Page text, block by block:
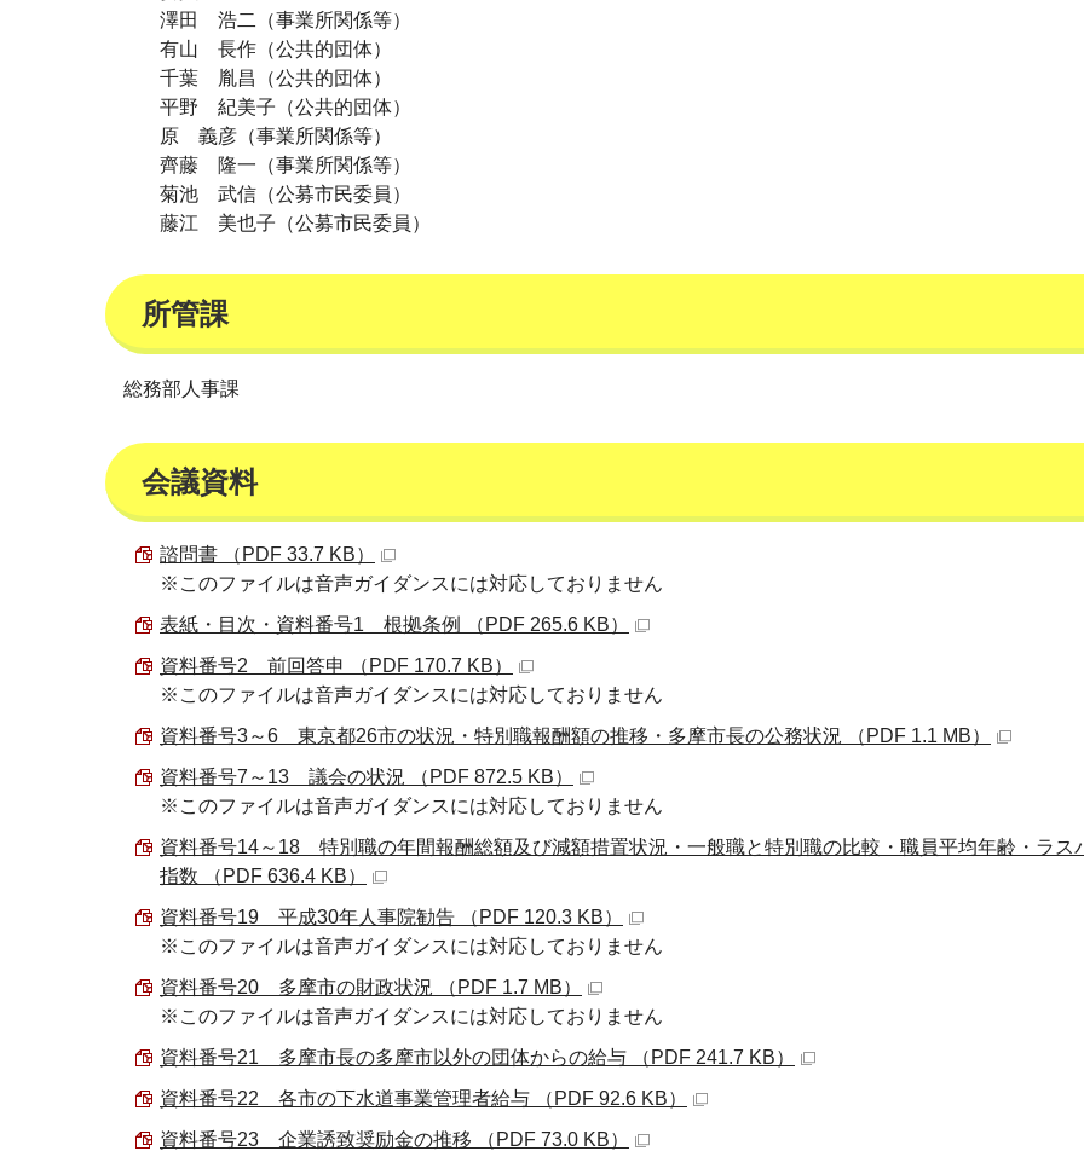
澤田 浩二（事業所関係等）
有山 長作（公共的団体）
千葉 胤昌（公共的団体）
平野 紀美子（公共的団体）
原 義彦（事業所関係等）
齊藤 隆一（事業所関係等）
菊池 武信（公募市民委員）
藤江 美也子（公募市民委員）
所管課
総務部人事課
会議資料
諮問書 （PDF 33.7 KB）
※このファイルは音声ガイダンスには対応しておりません
表紙・目次・資料番号1 根拠条例 （PDF 265.6 KB）
資料番号2 前回答申 （PDF 170.7 KB）
※このファイルは音声ガイダンスには対応しておりません
資料番号3～6 東京都26市の状況・特別職報酬額の推移・多摩市長の公務状況 （PDF 1.1 MB）
資料番号7～13 議会の状況 （PDF 872.5 KB）
※このファイルは音声ガイダンスには対応しておりません
資料番号14～18 特別職の年間報酬総額及び減額措置状況・一般職と特別職の比較・職員平均年齢・ラス
指数 （PDF 636.4 KB）
資料番号19 平成30年人事院勧告 （PDF 120.3 KB）
※このファイルは音声ガイダンスには対応しておりません
資料番号20 多摩市の財政状況 （PDF 1.7 MB）
※このファイルは音声ガイダンスには対応しておりません
資料番号21 多摩市長の多摩市以外の団体からの給与 （PDF 241.7 KB）
資料番号22 各市の下水道事業管理者給与 （PDF 92.6 KB）
資料番号23 企業誘致奨励金の推移 （PDF 73.0 KB）